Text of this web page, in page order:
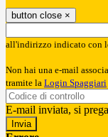
button close ×
all'indirizzo indicato con
Non hai una e-mail
tramite la Login Spaggiari
E-mail inviata, si